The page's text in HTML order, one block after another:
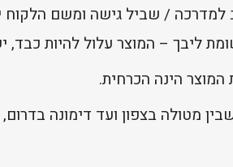
למדרכה / שביל גישה ומשם
ליבך – המוצר עלול להיות כבד,
הינה הכרחית.
מטולה בצפון ועד דימונה